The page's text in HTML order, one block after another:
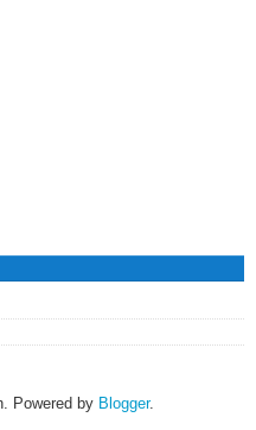
Powered by Blogger.